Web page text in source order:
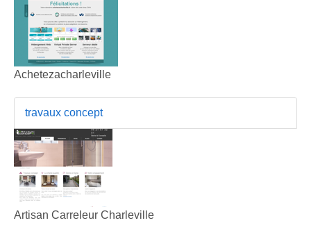
Achetezacharleville
travaux concept
Artisan Carreleur Charleville